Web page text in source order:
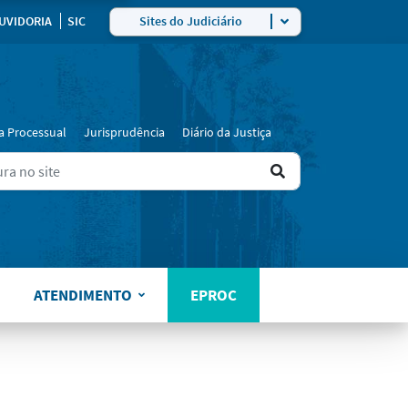
SIC Sites do Judiciário
Processual Jurisprudência Diário da Justiça
Ir
resultado
ATENDIMENTO EPROC